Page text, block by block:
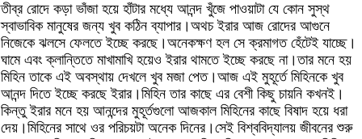
তীব্র রোদে কড়া ভাঁজা হয়ে হাঁটার মধ্যে আনন্দ খুঁজে পাওয়াটা যে কোন সুস্থ
স্বাভাবিক মানুষের জন্য খুব কঠিন ব্যাপার।অথচ ইরার আজ রোদের আগুনে
নিজেকে ঝলসে ফেলতে ইচ্ছে করছে।অনেকক্ষণ হল সে ক্রমাগত হেঁটেই যাচ্ছে।
ঘামে এবং ক্লান্তিতে মাখামাখি হয়েও ইরার থামতে ইচ্ছে করছে না।তার মনে হয়
মিহিন তাকে এই অবস্থায় দেখলে খুব মজা পেত।আজ এই মুহূর্তে মিহিনকে খুব
আনন্দ দিতে ইচ্ছে করছে ইরার।মিহিন তার কাছে এর বেশী কিছু চায়নি কখনই।
কিন্তু ইরার মনে হয় আনন্দের মুহূর্তগুলো আজকাল মিহিনের কাছে বিষাদ হয়ে ধরা
দেয়।মিহিনের সাথে ওর পরিচয়টা অনেক দিনের।সেই বিশ্ববিদ্যালয় জীবনের শুরু